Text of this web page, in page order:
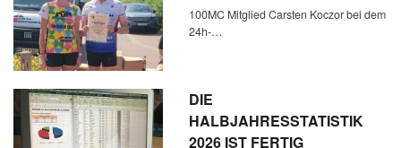
100MC Mitglied Carsten Koczor bei dem
24h-…
DIE
HALBJAHRESSTATISTIK
2026 IST FERTIG